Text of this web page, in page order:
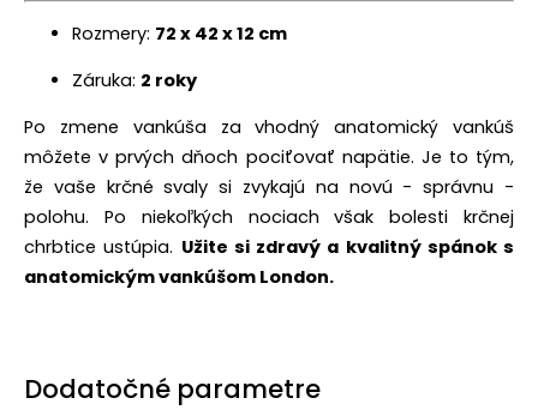
Rozmery: 72 x 42 x 12 cm
Záruka: 2 roky
Po zmene vankúša za vhodný anatomický vankúš
môžete v prvých dňoch pociťovať napätie. Je to tým,
že vaše krčné svaly si zvykajú na novú - správnu -
polohu. Po niekoľkých nociach však bolesti krčnej
chrbtice ustúpia. Užite si zdravý a kvalitný spánok s
anatomickým vankúšom London.
Dodatočné parametre